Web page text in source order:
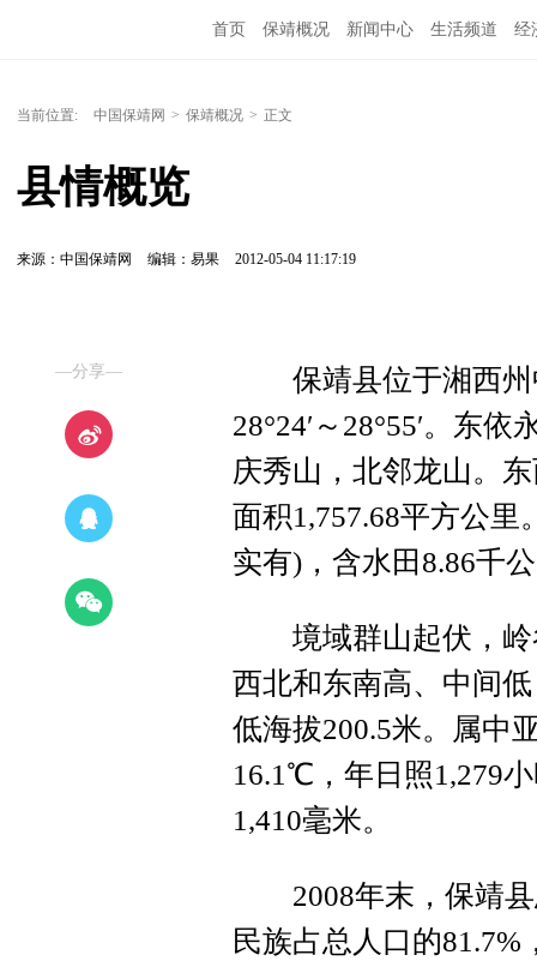
首页 保靖概况 新闻中心 生活频道 经
当前位置: 中国保靖网 > 保靖概况 > 正文
县情概览
来源：中国保靖网 编辑：易果 2012-05-04 11:17:19
—分享—
保靖县位于湘西州中
28°24′～28°55′。东
庆秀山，北邻龙山。
面积1,757.68平方公里
实有)，含水田8.86千
境域群山起伏，岭
西北和东南高、中间
低海拔200.5米。属中
16.1℃，年日照1,279
1,410毫米。
2008年末，保靖县
民族占总人口的